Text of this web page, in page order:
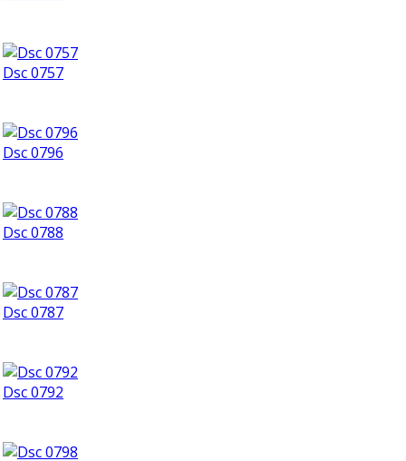
Dsc 0757
Dsc 0796
Dsc 0788
Dsc 0787
Dsc 0792